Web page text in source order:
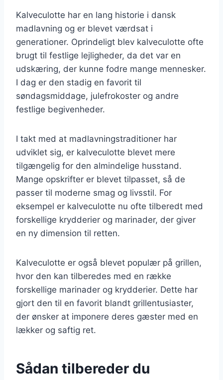
Kalveculotte har en lang historie i dansk
madlavning og er blevet værdsat i
generationer. Oprindeligt blev kalveculotte ofte
brugt til festlige lejligheder, da det var en
udskæring, der kunne fodre mange mennesker.
I dag er den stadig en favorit til
søndagsmiddage, julefrokoster og andre
festlige begivenheder.
I takt med at madlavningstraditioner har
udviklet sig, er kalveculotte blevet mere
tilgængelig for den almindelige husstand.
Mange opskrifter er blevet tilpasset, så de
passer til moderne smag og livsstil. For
eksempel er kalveculotte nu ofte tilberedt med
forskellige krydderier og marinader, der giver
en ny dimension til retten.
Kalveculotte er også blevet populær på grillen,
hvor den kan tilberedes med en række
forskellige marinader og krydderier. Dette har
gjort den til en favorit blandt grillentusiaster,
der ønsker at imponere deres gæster med en
lækker og saftig ret.
Sådan tilbereder du